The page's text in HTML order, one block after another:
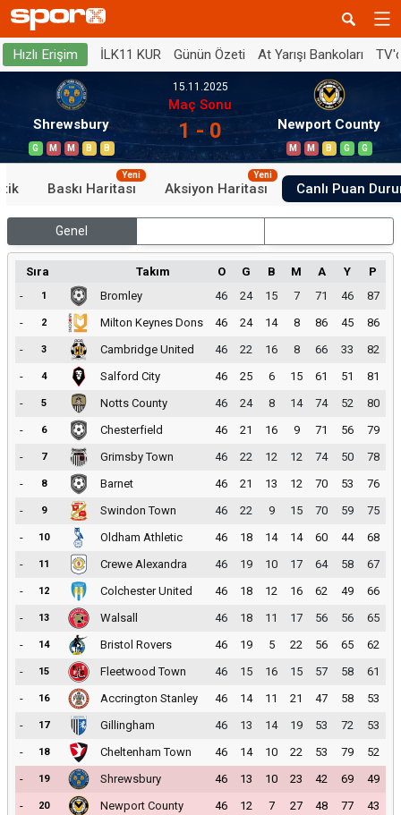
Hızlı Erişim İLK11 KUR Günün Özeti At Yarışı Bankoları
Shrewsbury
G M M B B
15.11.2025
Maç Sonu
1 - 0 Newport County
M M B G G
Baskı Haritası
Yeni
Aksiyon Haritası
Yeni
Canlı Puan
Genel
Sıra Takım O G B M A Y
P
-
1 Bromley 46 24 15 7 71 46
87
-
2 Milton Keynes Dons 46 24 14 8 86 45
86
-
3 Cambridge United 46 22 16 8 66 33
82
-
4 Salford City 46 25 6 15 61 51
81
-
5 Notts County 46 24 8 14 74 52
80
-
6 Chesterfield 46 21 16 9 71 56
79
-
7 Grimsby Town 46 22 12 12 74 50
78
-
8 Barnet 46 21 13 12 70 53
76
-
9 Swindon Town 46 22 9 15 70 59
75
-
10 Oldham Athletic 46 18 14 14 60 44
68
-
11 Crewe Alexandra 46 19 10 17 64 58
67
-
12 Colchester United 46 18 12 16 62 49
66
-
13 Walsall 46 18 11 17 56 56
65
-
14 Bristol Rovers 46 19 5 22 56 65
62
-
15 Fleetwood Town 46 15 16 15 57 58
61
-
16 Accrington Stanley 46 14 11 21 47 58
53
-
17 Gillingham 46 13 14 19 53 72
53
-
18 Cheltenham Town 46 14 10 22 53 79
52
-
19 Shrewsbury 46 13 10 23 42 69
49
-
20 Newport County 46 12 7 27 48 77
43